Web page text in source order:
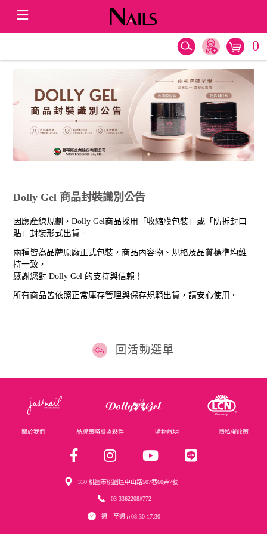
0
Dolly Gel 商品封裝識別公告
因應產線規劃，Dolly Gel商品採用「收縮膜包裝」或「防拆封口
貼」封裝形式出貨。
兩種皆為品牌原廠正式包裝，商品內容物、規格及品質標準均維
持一致，
感謝您對 Dolly Gel 的支持與信賴！
所有商品皆依照正常庫存管理與保存規範出貨，請安心使用。
回活動選單
關於我們 品牌策略聯盟夥伴 購物說明 隱私權政策
330 桃園市桃園區中山路507巷60弄7號
03-3362208#772
週一至週五08:30-17:30